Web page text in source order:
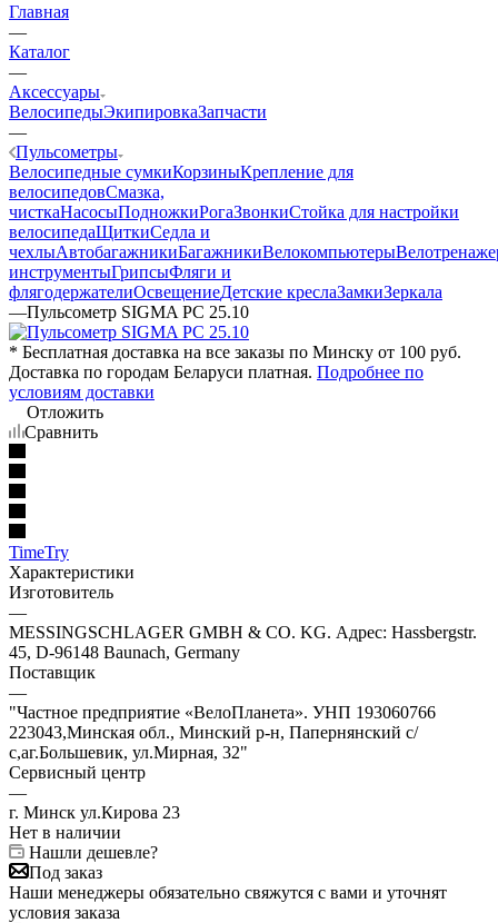
Главная
—
Каталог
—
Аксессуары
ВелосипедыЭкипировкаЗапчасти
—
Пульсометры
Велосипедные сумкиКорзиныКрепление для
велосипедовСмазка,
чисткаНасосыПодножкиРогаЗвонкиСтойка для настройки
велосипедаЩиткиСедла и
чехлыАвтобагажникиБагажникиВелокомпьютеры
инструментыГрипсыФляги и
флягодержателиОсвещениеДетские креслаЗамкиЗеркала
—Пульсометр SIGMA PC 25.10
* Бесплатная доставка на все заказы по Минску от 100 руб.
Доставка по городам Беларуси платная. Подробнее по
условиям доставки
Отложить
Сравнить
TimeTry
Характеристики
Изготовитель
—
MESSINGSCHLAGER GMBH & CO. KG. Адрес: Hassbergstr.
45, D-96148 Baunach, Germany
Поставщик
—
"Частное предприятие «ВелоПланета». УНП 193060766
223043,Минская обл., Минский р-н, Папернянский с/
с,аг.Большевик, ул.Мирная, 32"
Сервисный центр
—
г. Минск ул.Кирова 23
Нет в наличии
Нашли дешевле?
Под заказ
Наши менеджеры обязательно свяжутся с вами и уточнят
условия заказа